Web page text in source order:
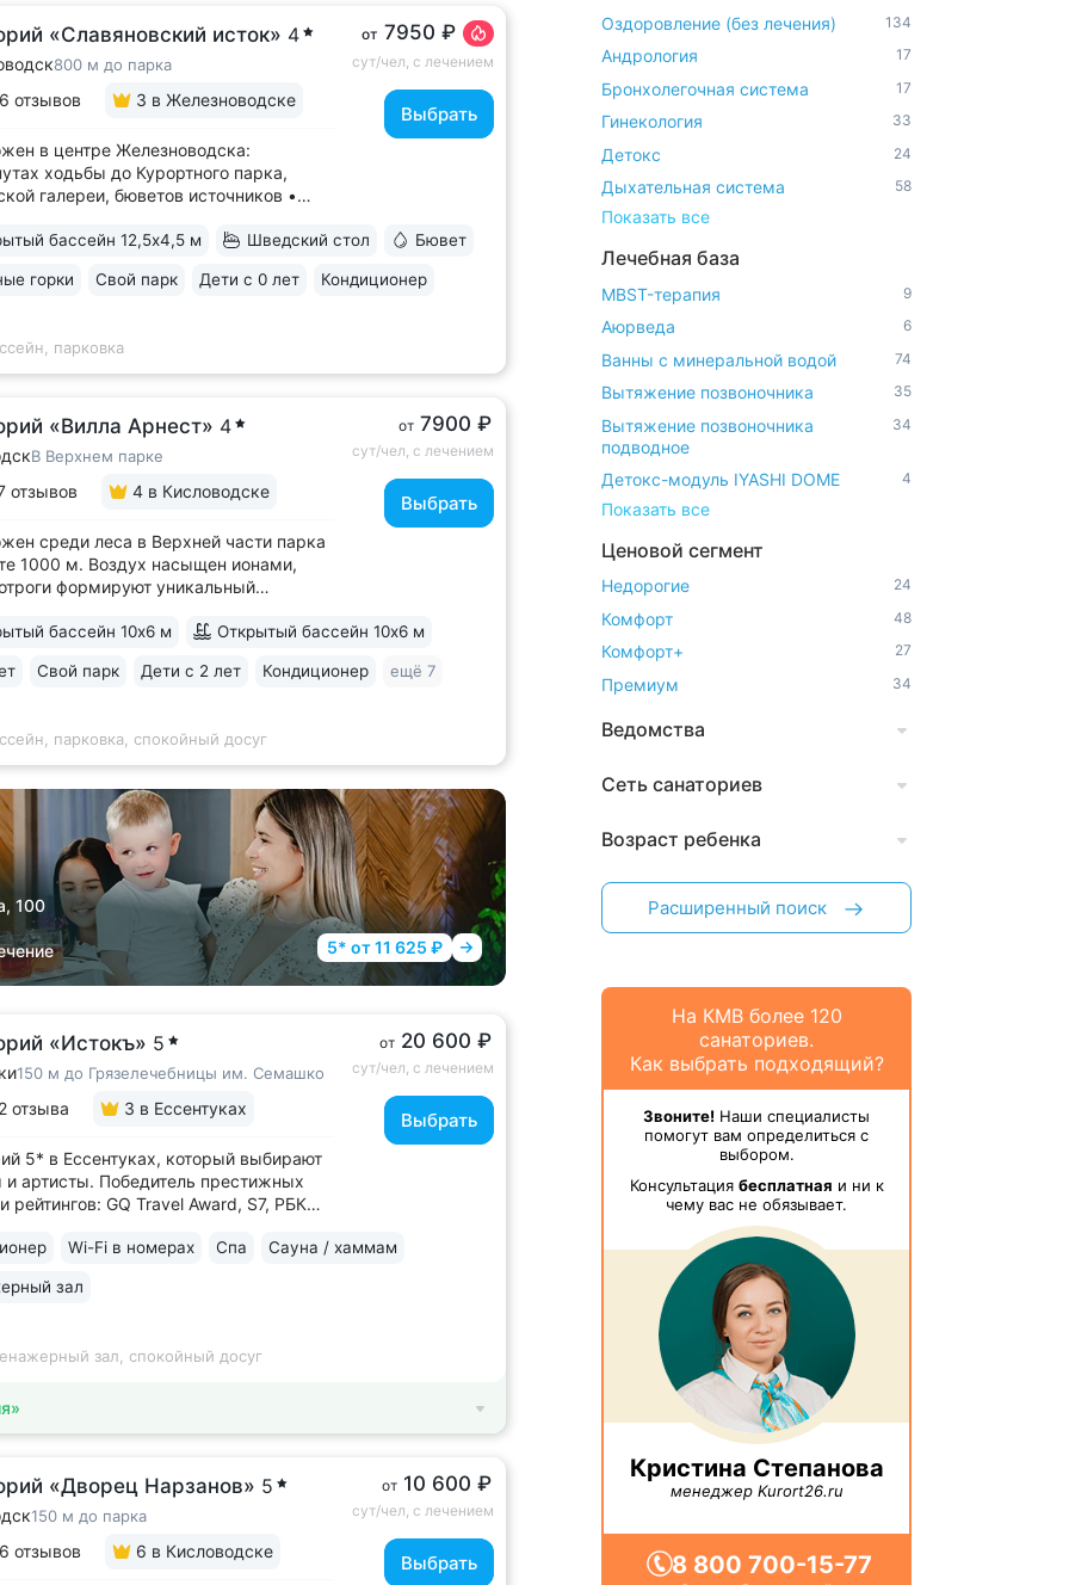
«Славяновский исток» 4
800 м до парка
отзывов 3 в Железноводске
в центре Железноводска:
ходьбы до Курортного парка,
галереи, бюветов источников •
водой № 61, которую можно
типа показан для лечения
от 7950 ₽
сут/чел, с лечением
Выбрать
бассейн 12,5х4,5 м Шведский стол Бювет
горки Свой парк Дети с 0 лет Кондиционер
парковка
«Вилла Арнест» 4
В Верхнем парке
отзывов 4 в Кисловодске
среди леса в Верхней части парка
1000 м. Воздух насыщен ионами,
формируют уникальный
воздуха. Прямой выход
лучших вариантов для уединенного
от 7900 ₽
сут/чел, с лечением
Выбрать
бассейн 10х6 м Открытый бассейн 10х6 м
Свой парк Дети с 2 лет Кондиционер ещё 7
парковка, спокойный досуг
100
5* от 11 625 ₽
«Истокъ» 5
150 м до Грязелечебницы им. Семашко
отзыва 3 в Ессентуках
5* в Ессентуках, который выбирают
и артисты. Победитель престижных
рейтингов: GQ Travel Award, S7, РБК
массаж ICOONE, лечение
Former, безинъекционная
от 20 600 ₽
сут/чел, с лечением
Выбрать
Wi-Fi в номерах Спа Сауна / хаммам
зал
зал, спокойный досуг
«Дворец Нарзанов» 5
150 м до парка
отзывов 6 в Кисловодске
от 10 600 ₽
сут/чел, с лечением
Выбрать
Оздоровление (без лечения) 134
Андрология 17
Бронхолегочная система 17
Гинекология 33
Детокс 24
Дыхательная система 58
Показать все
Лечебная база
MBST-терапия 9
Аюрведа 6
Ванны с минеральной водой 74
Вытяжение позвоночника 35
Вытяжение позвоночника
подводное
34
Детокс-модуль IYASHI DOME 4
Показать все
Ценовой сегмент
Недорогие 24
Комфорт 48
Комфорт+ 27
Премиум 34
Ведомства
Сеть санаториев
Возраст ребенка
Расширенный поиск
На КМВ более 120
санаториев.
Как выбрать подходящий?
Звоните! Наши специалисты
помогут вам определиться с
выбором.
Консультация бесплатная и ни к
чему вас не обязывает.
Кристина Степанова
менеджер Kurort26.ru
8 800 700-15-77